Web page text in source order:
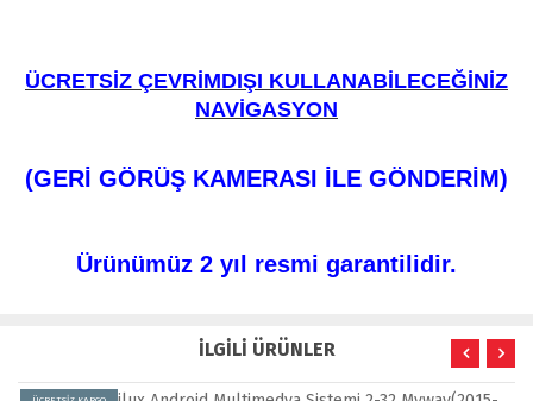
ÜCRETSİZ ÇEVRİMDIŞI KULLANABİLECEĞİNİZ
NAVİGASYON
(GERİ GÖRÜŞ KAMERASI İLE GÖNDERİM)
Ürünümüz 2 yıl resmi garantilidir.
İLGİLİ ÜRÜNLER